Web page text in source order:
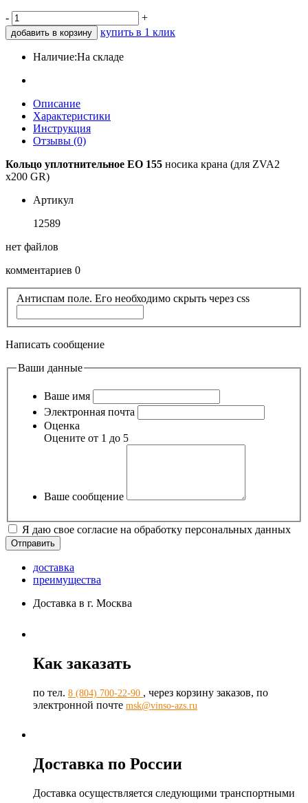
- +
добавить в корзину купить в 1 клик
Наличие:На складе
Описание
Характеристики
Инструкция
Отзывы (0)
Кольцо уплотнительное ЕО 155 носика крана (для ZVA2
x200 GR)
Артикул
12589
нет файлов
комментариев 0
Антиспам поле. Его необходимо скрыть через css
Написать сообщение
Ваши данные
Ваше имя
Электронная почта
Оценка
Оцените от 1 до 5
Ваше сообщение
Я даю свое согласие на обработку персональных данных
доставка
преимущества
Доставка в г. Москва
Как заказать
по тел. 8 (804) 700-22-90 , через корзину заказов, по
электронной почте msk@vinso-azs.ru
Доставка по России
Доставка осуществляется следующими транспортными